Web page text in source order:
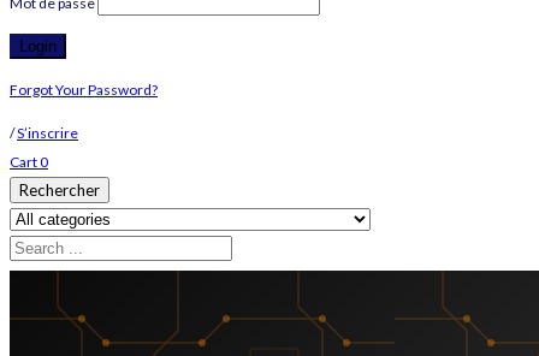
Forgot Your Password?
/S’inscrire
Cart0
Rechercher